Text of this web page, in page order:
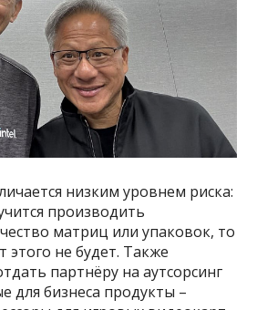
низким уровнем риска:
производить
матриц или упаковок, то
этого не будет. Также
партнёру на аутсорсинг
для бизнеса продукты –